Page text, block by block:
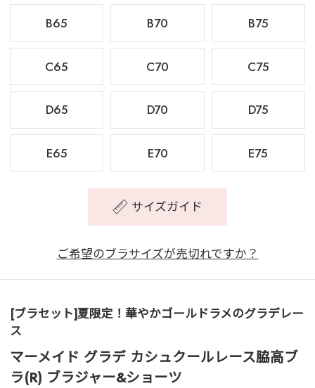
B65
B70 B75
C65 C70 C75
D65 D70 D75
E65 E70 E75
サイズガイド
ご希望のブラサイズが売切れですか？
[ブラセット]夏限定！華やかゴールドラメのグラデレー
ス
マーメイド グラデ カシュクールレース脇高ブ
ラ(R) ブラジャー&ショーツ